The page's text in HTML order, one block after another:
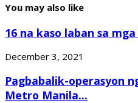
You may also like
16 na kaso laban sa
December 3, 2021
Pagbabalik-operasyon
Metro Manila...